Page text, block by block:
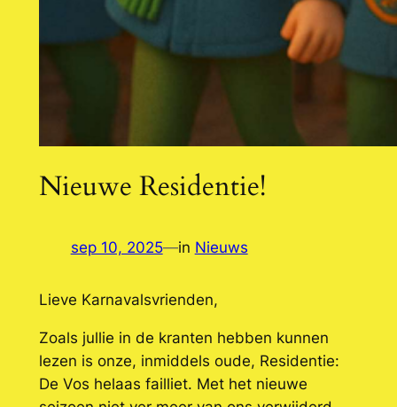
Nieuwe Residentie!
sep 10, 2025—in Nieuws
Lieve Karnavalsvrienden,
Zoals jullie in de kranten hebben kunnen
lezen is onze, inmiddels oude, Residentie:
De Vos helaas failliet. Met het nieuwe